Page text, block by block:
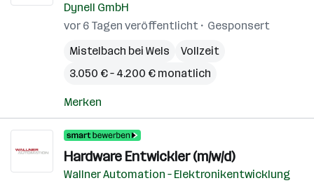
Dynell GmbH
vor 6 Tagen veröffentlicht
Gesponsert
Mistelbach bei Wels
Vollzeit
3.050 € – 4.200 € monatlich
Merken
Hardware Entwickler (m/w/d)
Wallner Automation – Elektronikentwicklung